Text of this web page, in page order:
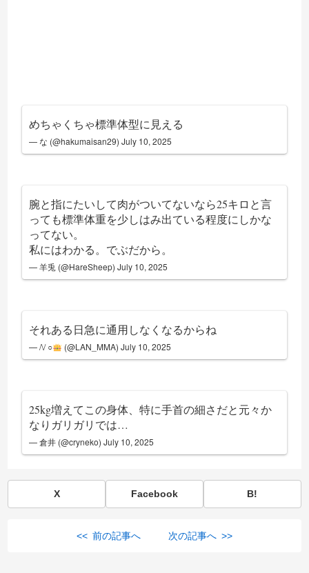
めちゃくちゃ標準体型に見える
— な (@hakumaisan29)July 10, 2025
腕と指にたいして肉がついてないなら25キロと言
っても標準体重を少しはみ出ている程度にしかな
ってない。
私にはわかる。でぶだから。
— 羊兎 (@HareSheep)July 10, 2025
それある日急に通用しなくなるからね
— /\/ ○ (@LAN_MMA) July 10, 2025
25kg増えてこの身体、特に手首の細さだと元々か
なりガリガリでは…
— 倉井 (@cryneko)July 10, 2025
X Facebook B!
<< 前の記事へ 次の記事へ >>